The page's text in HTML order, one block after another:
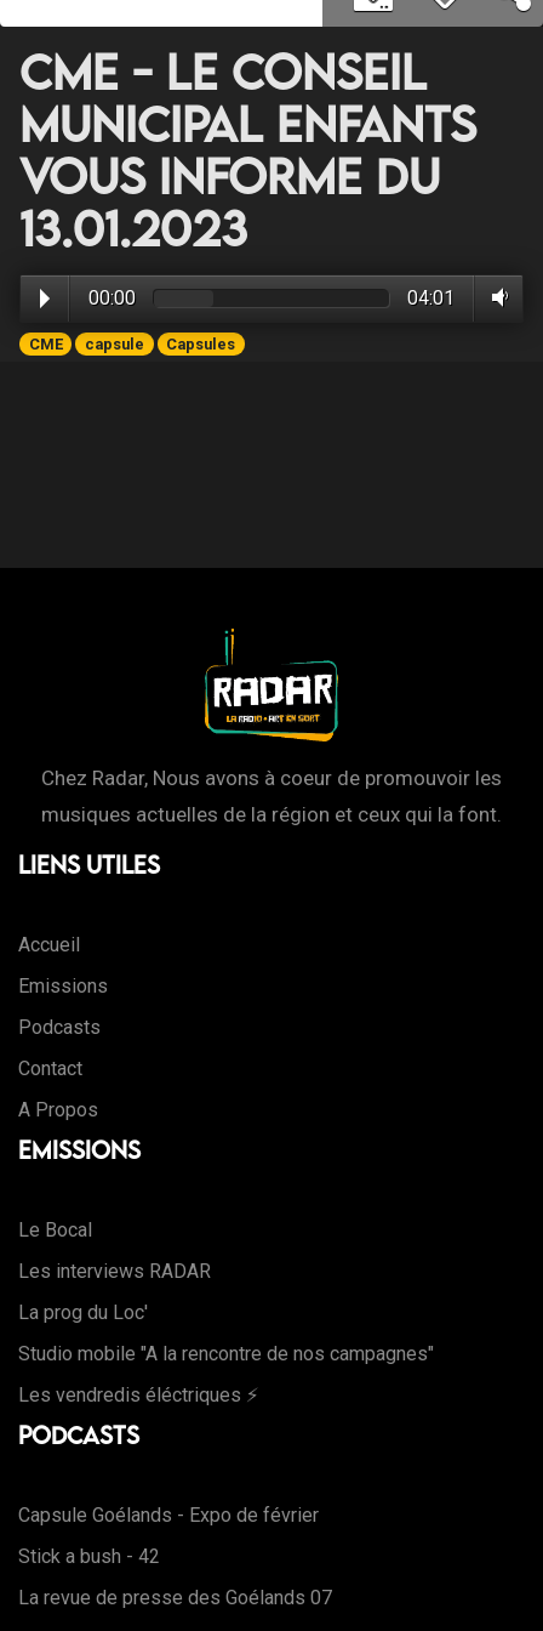
CME - Le Conseil
Municipal Enfants
vous informe du
13.01.2023
00:00 04:01
CME capsule Capsules
Chez Radar, Nous avons à coeur de promouvoir les
musiques actuelles de la région et ceux qui la font.
Liens Utiles
Accueil
Emissions
Podcasts
Contact
A Propos
Emissions
Le Bocal
Les interviews RADAR
La prog du Loc'
Studio mobile "A la rencontre de nos campagnes"
Les vendredis éléctriques ⚡️
Podcasts
Capsule Goélands - Expo de février
Stick a bush - 42
La revue de presse des Goélands 07